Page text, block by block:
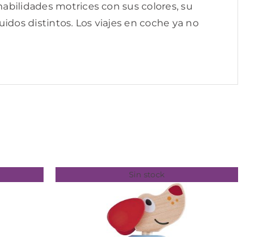
motrices con sus colores, su
distintos. Los viajes en coche ya no
Sin stock